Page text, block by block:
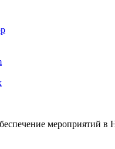
мероприятий